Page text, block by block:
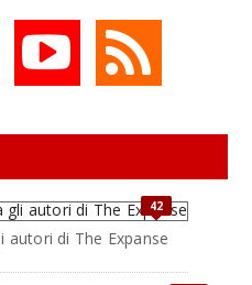
42
autori di The Expanse